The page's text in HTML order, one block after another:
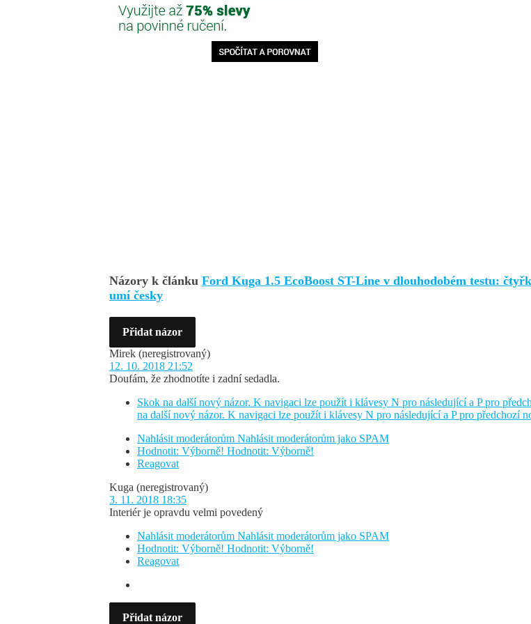
Názory k článku Ford Kuga 1.5 EcoBoost ST-Line v dlouhodobém testu:
umí česky
Přidat názor
Mirek (neregistrovaný)
12. 10. 2018 21:52
Doufám, že zhodnotíte i zadní sedadla.
Skok na další nový názor. K navigaci lze použít i klávesy N pro následující a P pro
na další nový názor. K navigaci lze použít i klávesy N pro následující a P pro předchozí
Nahlásit moderátorům Nahlásit moderátorům jako SPAM
Hodnotit: Výborně! Hodnotit: Výborně!
Reagovat
Kuga (neregistrovaný)
3. 11. 2018 18:35
Interiér je opravdu velmi povedený
Nahlásit moderátorům Nahlásit moderátorům jako SPAM
Hodnotit: Výborně! Hodnotit: Výborně!
Reagovat
Přidat názor